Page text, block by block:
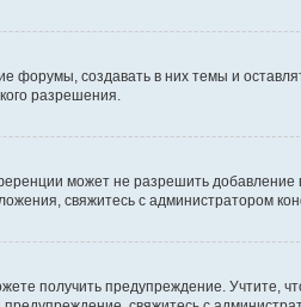
создавать в них темы и
разрешения.
может не разрешить
свяжитесь с администратором
получить предупреждение. Учтите,